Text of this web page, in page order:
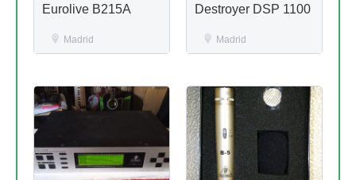
Eurolive B215A
Madrid
Destroyer DSP 1100
Madrid